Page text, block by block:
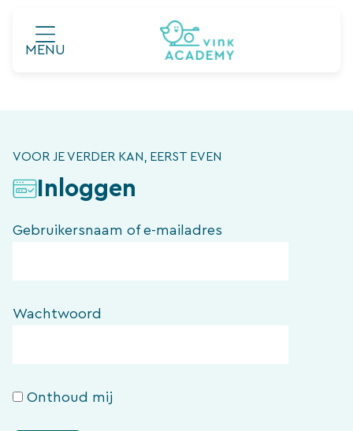
naar
MENU
VOOR JE VERDER KAN, EERST EVEN
Inloggen
Gebruikersnaam of e-mailadres
Wachtwoord
Onthoud mij